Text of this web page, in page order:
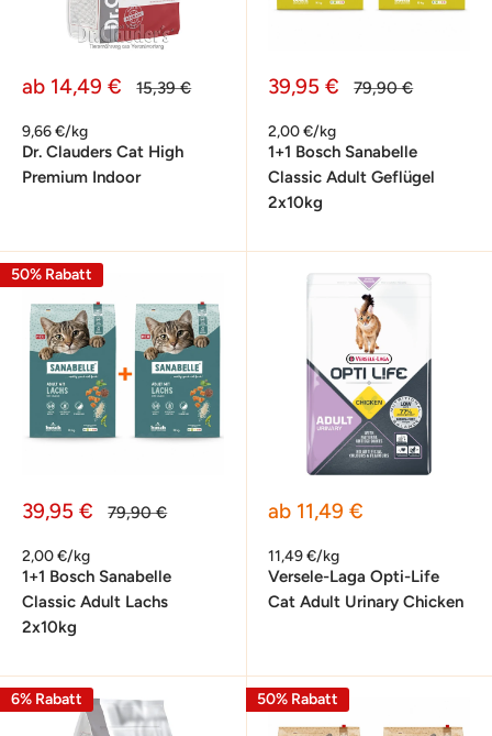
Sonderpreis
ab 14,49 € Normalpreis
15,39 €
9,66 €/kg
Dr. Clauders Cat High
Premium Indoor
Sonderpreis
39,95 € Normalpreis
79,90 €
2,00 €/kg
1+1 Bosch Sanabelle
Classic Adult Geflügel
2x10kg
50% Rabatt
Sonderpreis
39,95 € Normalpreis
79,90 €
2,00 €/kg
1+1 Bosch Sanabelle
Classic Adult Lachs
2x10kg
Sonderpreis
ab 11,49 €
11,49 €/kg
Versele-Laga Opti-Life
Cat Adult Urinary Chicken
6% Rabatt 50% Rabatt